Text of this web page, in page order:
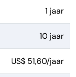
1 jaar
10 jaar
US$ 51,60/jaar